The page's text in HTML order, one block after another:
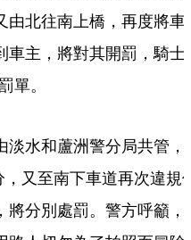
由北往南上橋，再度將車
車主，將對其開罰，騎士
單。
淡水和蘆洲警分局共管，
又至南下車道再次違規
將分別處罰。警方呼籲，